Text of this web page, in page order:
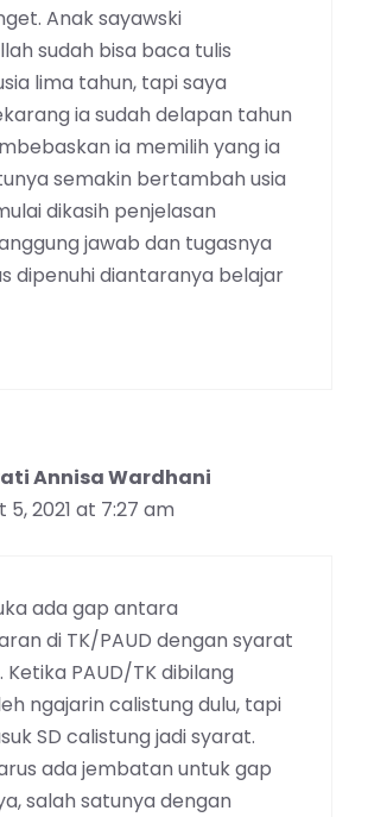
Anak sayawski
sudah bisa baca tulis
lima tahun, tapi saya
ia sudah delapan tahun
ia memilih yang ia
semakin bertambah usia
dikasih penjelasan
jawab dan tugasnya
dipenuhi diantaranya belajar
Annisa Wardhani
5, 2021 at 7:27 am
ada gap antara
di TK/PAUD dengan syarat
Ketika PAUD/TK dibilang
ngajarin calistung dulu, tapi
SD calistung jadi syarat.
ada jembatan untuk gap
salah satunya dengan